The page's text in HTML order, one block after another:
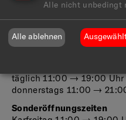
BESUCH
täglich 11:00 — 19:00 Uhr
donnerstags 11:00 —
Sonderöffnungszeiten
Alle nicht unbedingt
Alle ablehnen